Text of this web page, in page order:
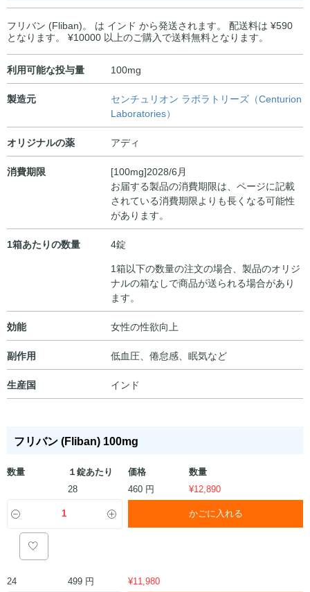
フリバン (Fliban)。 は インド から発送されます。 配送料は ¥590
となります。 ¥10000 以上のご購入で送料無料となります。
利用可能な投与量 100mg
製造元
センチュリオン ラボラトリーズ（Centurion
Laboratories）
オリジナルの薬 アディ
消費期限
[100mg]2028/6月
お届する製品の消費期限は、ページに記載
されている消費期限よりも長くなる可能性
があります。
1箱あたりの数量
4錠
1箱以下の数量の注文の場合、製品のオリジ
ナルの箱なしで商品が送られる場合があり
ます。
効能 女性の性欲向上
副作用 低血圧、倦怠感、眠気など
生産国 インド
フリバン (Fliban) 100mg
数量 １錠あたり 価格
数量
28
460 円 ¥12,890
かごに入れる
24 499 円 ¥11,980